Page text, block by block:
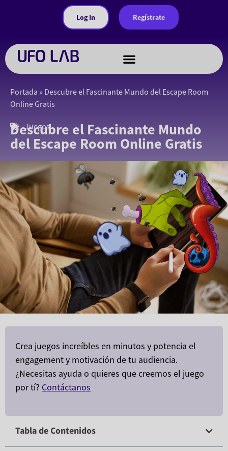
Log In Regístrate
Portada » Descubre el Fascinante Mundo del Escape Room
Online Gratis
Juegos
Descubre el Fascinante Mundo
del Escape Room Online Gratis
Crea juegos increíbles en minutos y potencia el
engagement y motivación de tu audiencia.
¿Necesitas ayuda o quieres que creemos el juego
por tí? Contáctanos
Tabla de Contenidos